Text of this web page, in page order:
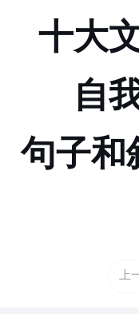
十大
自
句子和
上